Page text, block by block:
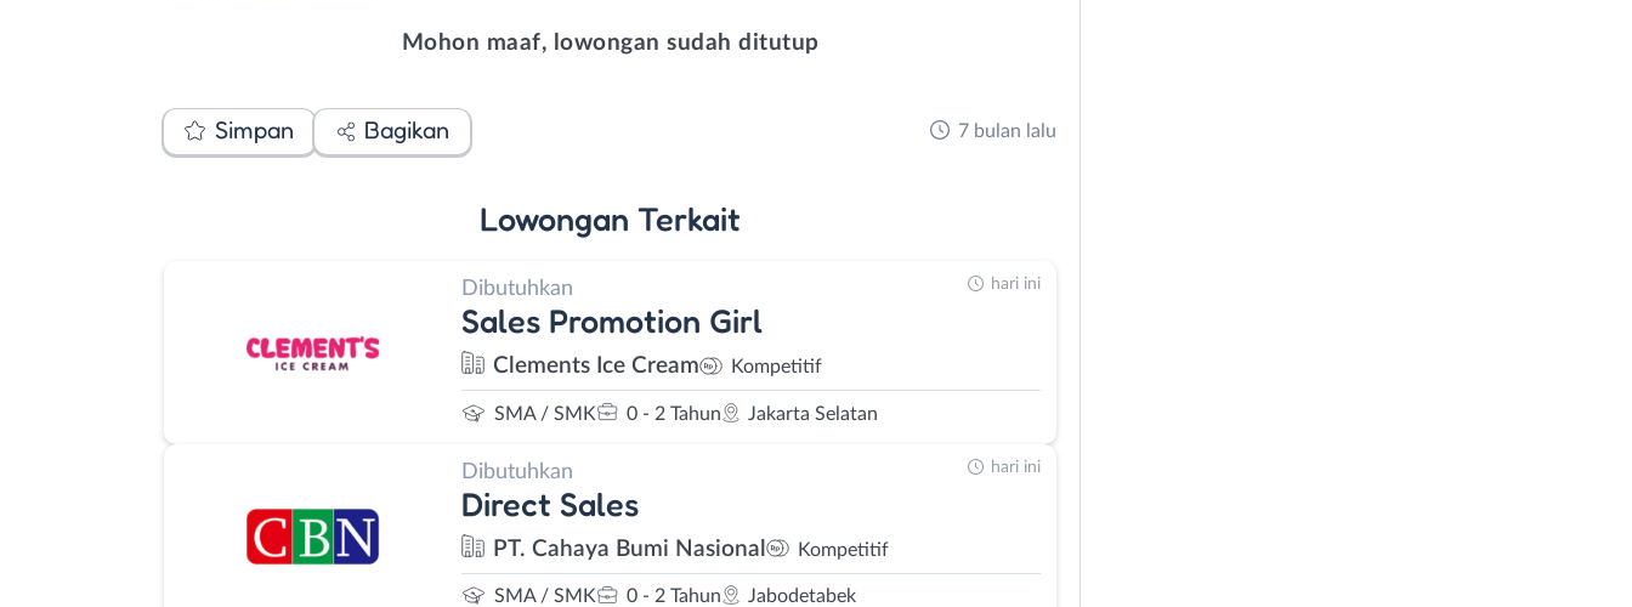
Mohon maaf, lowongan sudah ditutup
Simpan Bagikan 7 bulan lalu
Lowongan Terkait
Dibutuhkan
Sales Promotion Girl
Clements Ice Cream Kompetitif
SMA / SMK 0 - 2 Tahun Jakarta Selatan
hari ini
Dibutuhkan
Direct Sales
PT. Cahaya Bumi Nasional Kompetitif
SMA / SMK 0 - 2 Tahun Jabodetabek
hari ini